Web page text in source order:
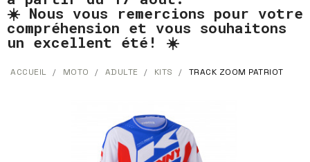
☀️ Nous vous remercions pour votre
compréhension et vous souhaitons
un excellent été! ☀️
ACCUEIL MOTO ADULTE KITS TRACK ZOOM PATRIOT